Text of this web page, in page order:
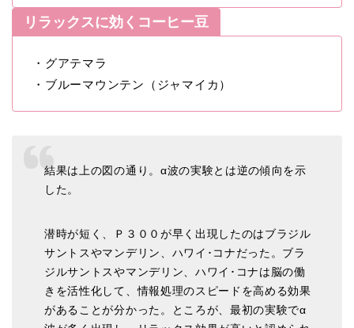
リラックスに効くコーヒー豆
・グアテマラ
・ブルーマウンテン（ジャマイカ）
結果は上の図の通り。α波の実験とは逆の傾向を示
した。
潜時が短く、Ｐ３００が早く出現したのはブラジル
サントスやマンデリン、ハワイ･コナだった。ブラ
ジルサントスやマンデリン、ハワイ･コナは脳の働
きを活性化して、情報処理のスピードを高める効果
があることが分かった。ところが、最初の実験でα